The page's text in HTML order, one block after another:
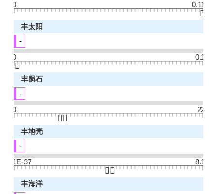
0
0.11
👆🏻
丰太阳
-
0
0.1
👆🏻
丰陨石
-
0
22
👆🏻
丰地壳
-
1E-37
8.1
👆🏻
丰海洋